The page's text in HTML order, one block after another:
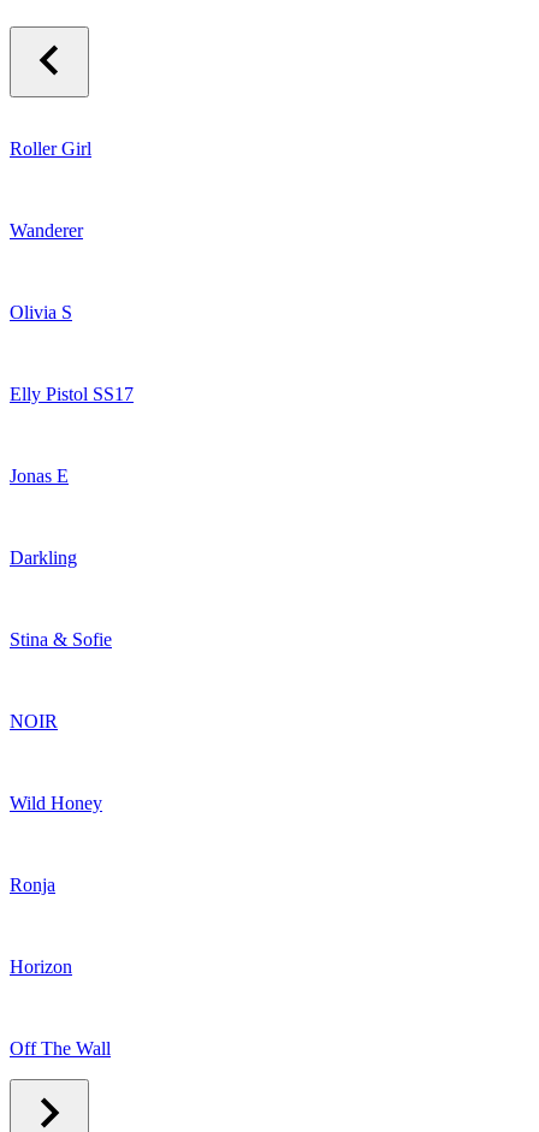
Roller Girl
Wanderer
Olivia S
Elly Pistol SS17
Jonas E
Darkling
Stina & Sofie
NOIR
Wild Honey
Ronja
Horizon
Off The Wall